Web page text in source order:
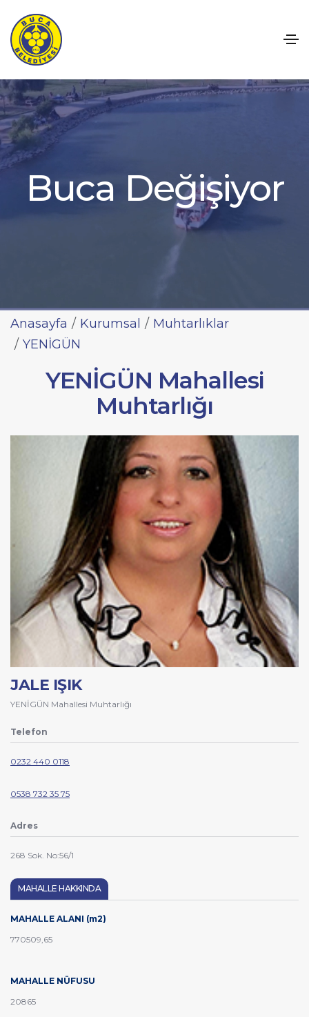
Buca Değişiyor
Anasayfa Kurumsal
Muhtarlıklar
YENİGÜN
YENİGÜN Mahallesi
Muhtarlığı
JALE IŞIK
YENİGÜN Mahallesi Muhtarlığı
Telefon
0232 440 0118
0538 732 35 75
Adres
268 Sok. No:56/1
MAHALLE HAKKINDA
MAHALLE ALANI (m2)
770509,65
MAHALLE NÜFUSU
20865